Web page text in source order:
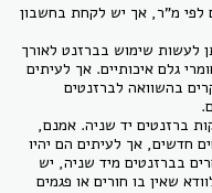
לפי מ"ר, אך יש לקחת בחשבון
לעשות שימוש בברזנט לאורך
גלם איכותיים. אך לעיתים
בהשוואה לברזנטים
ברזנטים יד שניה. אמנם,
חדשים, אך לעיתים הם יהיו
בברזנטים מיד שניה, יש
שאין בו חורים או פגמים